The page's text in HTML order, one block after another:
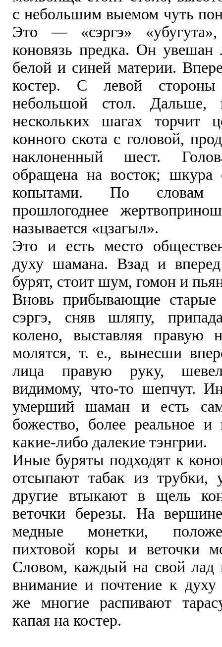
с небольшим выемом чуть
Это — «сэргэ»
коновязь предка. Он увешан
белой и синей материи.
костер. С левой стороны
небольшой стол. Дальше,
нескольких шагах торчит
конного скота с головой,
наклоненный шест.
обращена на восток; шкура
копытами. По словам
прошлогоднее
называется «цзагыл».
Это и есть место
духу шамана. Взад и
бурят, стоит шум, гомон и
Вновь прибывающие старые
сэргэ, сняв шляпу,
колено, выставляя правую
молятся, т. е., вынесши
лица правую руку,
видимому, что-то шепчут.
умерший шаман и есть
божество, более реальное и
какие-либо далекие тэнгрии.
Иные буряты подходят к
отсыпают табак из трубки,
другие втыкают в щель
веточки березы. На
медные монетки,
пихтовой коры и веточки
Словом, каждый на свой лад
внимание и почтение к духу
же многие распивают
капая на костер.